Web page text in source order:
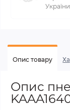
Опис товару
Опис